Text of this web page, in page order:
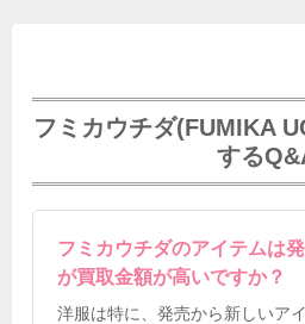
フミカウチダ(FUMIKA
する
フミカウチダのアイテムは
が買取金額が高いですか？
洋服は特に、発売から新しいア